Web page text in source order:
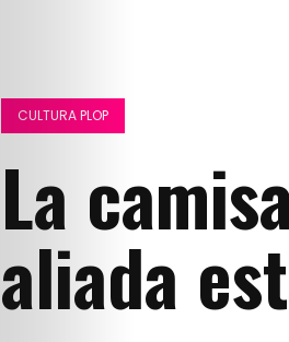
CULTURA PLOP
La
aliada